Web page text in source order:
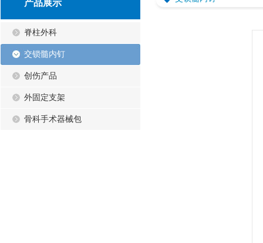
产品展示
脊柱外科
交锁髓内钉
创伤产品
外固定支架
骨科手术器械包